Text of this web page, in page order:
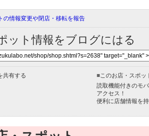
の情報変更や閉店・移転を報告
ット情報をブログにはる
共有する ■このお店・スポッ
読取機能付きのモ
アクセス！
便利に店舗情報を